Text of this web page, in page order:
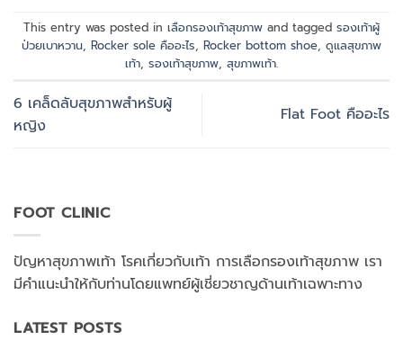
This entry was posted in เลือกรองเท้าสุขภาพ and tagged รองเท้าผู้
ป่วยเบาหวาน, Rocker sole คืออะไร, Rocker bottom shoe, ดูแลสุขภาพ
เท้า, รองเท้าสุขภาพ, สุขภาพเท้า.
6 เคล็ดลับสุขภาพสำหรับผู้
หญิง
Flat Foot คืออะไร
FOOT CLINIC
ปัญหาสุขภาพเท้า โรคเกี่ยวกับเท้า การเลือกรองเท้าสุขภาพ เรา
มีคำแนะนำให้กับท่านโดยแพทย์ผู้เชี่ยวชาญด้านเท้าเฉพาะทาง
LATEST POSTS